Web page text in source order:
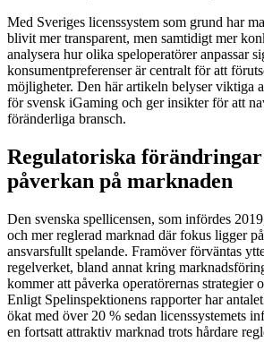
Med Sveriges licenssystem som grund har
blivit mer transparent, men samtidigt mer
analysera hur olika speloperatörer anpassar
konsumentpreferenser är centralt för att
möjligheter. Den här artikeln belyser viktiga
för svensk iGaming och ger insikter för att
föränderliga bransch.
Regulatoriska förändringar
påverkan på marknaden
Den svenska spellicensen, som infördes
och mer reglerad marknad där fokus ligger
ansvarsfullt spelande. Framöver förväntas
regelverket, bland annat kring
kommer att påverka operatörernas strategier
Enligt Spelinspektionens rapporter har
ökat med över 20 % sedan licenssystemets
en fortsatt attraktiv marknad trots hårdare